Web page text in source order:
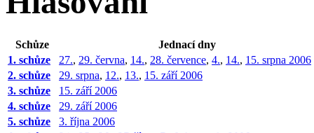
Schůze
Jednací dny
1. schůze
27., 29. června, 14., 28. července, 4., 14., 15. srpna 2006
2. schůze
29. srpna, 12., 13., 15. září 2006
3. schůze
15. září 2006
4. schůze
29. září 2006
5. schůze
3. října 2006